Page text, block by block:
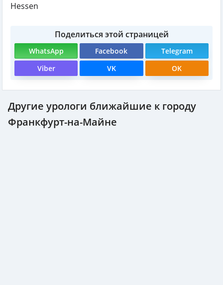
Hessen
Поделиться этой страницей
WhatsApp Facebook
Telegram
Viber
VK OK
Другие урологи ближайшие к городу
Франкфурт-на-Майне